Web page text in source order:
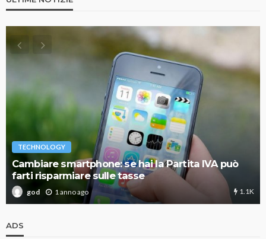
TECHNOLOGY
Cambiare smartphone: se hai la Partita IVA può
farti risparmiare sulle tasse
god 1 anno ago 1.1K
ADS